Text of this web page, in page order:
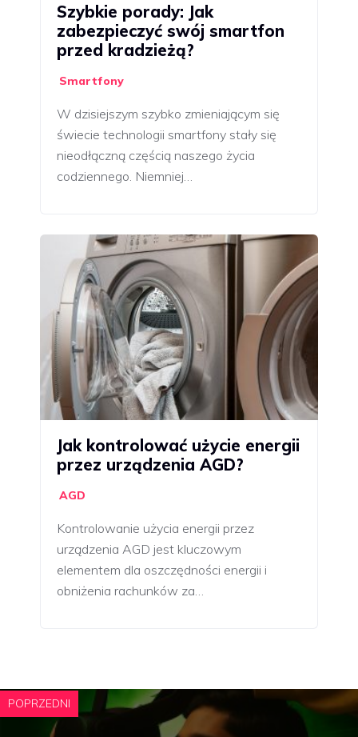
Szybkie porady: Jak
zabezpieczyć swój smartfon
przed kradzieżą?
Smartfony
W dzisiejszym szybko zmieniającym się
świecie technologii smartfony stały się
nieodłączną częścią naszego życia
codziennego. Niemniej…
Jak kontrolować użycie energii
przez urządzenia AGD?
AGD
Kontrolowanie użycia energii przez
urządzenia AGD jest kluczowym
elementem dla oszczędności energii i
obniżenia rachunków za…
POPRZEDNI